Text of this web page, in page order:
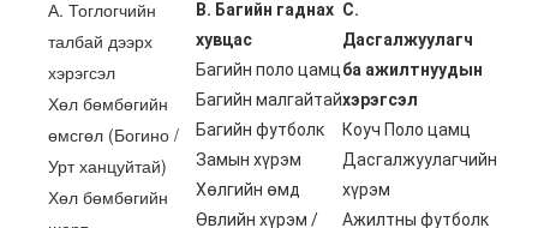
А. Тоглогчийн
талбай дээрх
хэрэгсэл
Хөл бөмбөгийн
өмсгөл (Богино /
Урт ханцуйтай)
Хөл бөмбөгийн
B. Багийн гаднах
хувцас
Багийн поло цамц
Багийн малгайтай
Багийн футболк
Замын хүрэм
Хөлгийн өмд
Өвлийн хүрэм /
C.
Дасгалжуулагч
ба ажилтнуудын
хэрэгсэл
Коуч Поло цамц
Дасгалжуулагчийн
хүрэм
Ажилтны футболк